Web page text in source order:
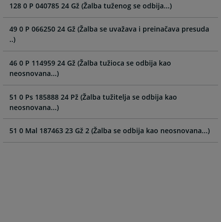
to
get
the
keyboard
shortcuts
for
changing
dates.
to
get
the
shortcuts
for
dates.
128 0 P 040785 24 Gž (Žalba tuženog se odbija...)
49 0 P 066250 24 Gž (Žalba se uvažava i preinačava presuda
..)
46 0 P 114959 24 Gž (Žalba tužioca se odbija kao
neosnovana...)
51 0 Ps 185888 24 Pž (Žalba tužitelja se odbija kao
neosnovana...)
51 0 Mal 187463 23 Gž 2 (Žalba se odbija kao neosnovana...)